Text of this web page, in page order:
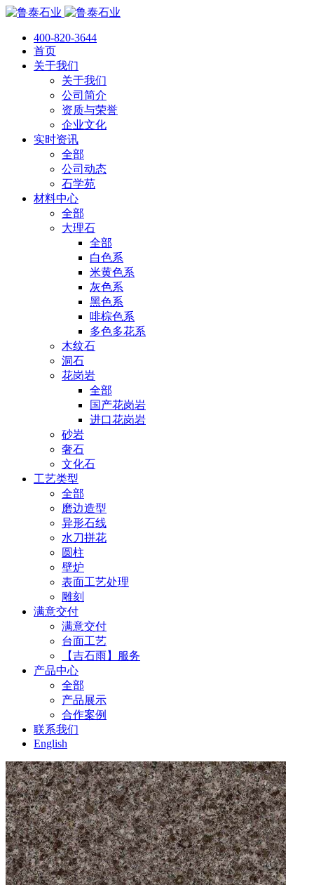
400-820-3644
首页
关于我们
关于我们
公司简介
资质与荣誉
企业文化
实时资讯
全部
公司动态
石学苑
材料中心
全部
大理石
全部
白色系
米黄色系
灰色系
黑色系
啡棕色系
多色多花系
木纹石
洞石
花岗岩
全部
国产花岗岩
进口花岗岩
砂岩
奢石
文化石
工艺类型
全部
磨边造型
异形石线
水刀拼花
圆柱
壁炉
表面工艺处理
雕刻
满意交付
满意交付
台面工艺
【吉石雨】服务
产品中心
全部
产品展示
合作案例
联系我们
English